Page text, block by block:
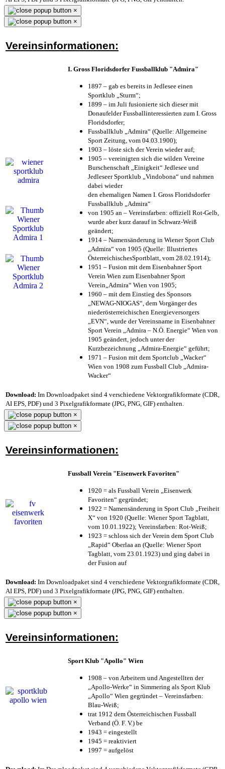
×
×
Vereinsinformationen:
I. Gross Floridsdorfer Fussballklub "Admira"
1897 – gab es bereits in Jedlesee einen
Sportklub „Sturm“;
1899 – im Juli fusionierte sich dieser mit
Donaufelder Fussballinteressierten zum I. Gross
Floridsdorfer;
Fussballklub „Admira“ (Quelle: Allgemeine
Sport Zeitung, vom 04.03.1900);
1903 – löste sich der Verein wieder auf;
1905 – vereinigten sich die wilden Vereine
Burschenschaft „Einigkeit“ Jedlesee und
Jedleseer Sportklub „Vindobona“ und nahmen
dabei wieder
den ehemaligen Namen I. Gross Floridsdorfer
Fussballklub „Admira“
von 1905 an – Vereinsfarben: offiziell Rot-Gelb,
wurde aber kurz darauf in Schwarz-Weiß
geändert;
1914 – Namensänderung in Wiener Sport Club
„Admira“ von 1905 (Quelle: Illustriertes
ÖsterreichischesSportblatt, vom 28.02.1914);
1951 – Fusion mit dem Eisenbahner Sport
Verein Wien zum Eisenbahner Sport
Verein„Admira“ Wien von 1905;
1960 – mit dem Einstieg des Sponsors
„NEWAG-NIOGAS“, dem Vorgänger des
niederösterreichischen Energieversorgers
„EVN“, wurde der Vereinsname in Eisenbahner
Sport Verein „Admira – N.Ö. Energie“ Wien von
1905 geändert, jedoch unter der
Kurzbezeichnung „Admira-Energie“ geführt;
1971 – Fusion mit dem Sportclub „Wacker“
Wien von 1908 zum Fussball Club „Admira-
Wacker“
Download: Im Downloadpaket sind 4 verschiedene Vektorgrafikformate (CDR,
AI EPS, PDF) und 3 Pixelgrafikformate (JPG, PNG, GIF) enthalten.
×
×
Vereinsinformationen:
Fussball Verein "Eisenwerk Favoriten"
1920 = als Fussball Verein „Eisenwerk
Favoriten“ gegründet;
1922 = Namensänderung in Sport Club „Freiheit
X“ von 1920 (Quelle: Wiener Sport Tagblatt,
vom 10.01.1922); Vereinsfarben: Rot-Weiß;
1923 = schloss sich der Verein dem Sport Club
„Rapid“ Oberlaa an (Quelle: Wiener Sport
Tagblatt, vom 23.01.1923) und ging dabei in
der Fusion auf
Download: Im Downloadpaket sind 4 verschiedene Vektorgrafikformate (CDR,
AI EPS, PDF) und 3 Pixelgrafikformate (JPG, PNG, GIF) enthalten.
×
×
Vereinsinformationen:
Sport Klub "Apollo" Wien
1908 – von Arbeitern und Angestellten der
„Apollo-Werke“ in Simmering als Sport Klub
„Apollo“ Wien gegründet – Vereinsfarben:
Blau-Weiß;
trat 1912 dem Österreichischen Fussball
Verband (Ö. F. V.) be
1943 = eingestellt
1945 = reaktiviert
1997 = aufgelöst